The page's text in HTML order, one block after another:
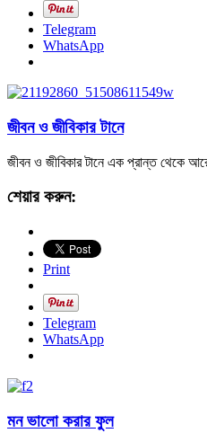
Telegram
WhatsApp
জীবন ও জীবিকার টানে
জীবন ও জীবিকার টানে এক প্রান্ত থেকে
শেয়ার করুন:
Print
Telegram
WhatsApp
মন ভালো করার ফুল